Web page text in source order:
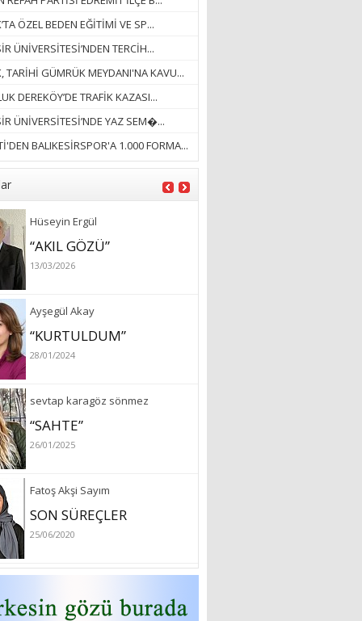
ÖZEL BEDEN EĞİTİMİ VE SP...
ÜNİVERSİTESİ’NDEN TERCİH...
TARİHİ GÜMRÜK MEYDANI'NA KAVU...
DEREKÖY’DE TRAFİK KAZASI...
ÜNİVERSİTESİ’NDE YAZ SEM�...
BALIKESİRSPOR'A 1.000 FORMA...
İlknur Solmaz Çoban
“DOĞANIN GÜLEÇ
ÖZLERKEN…”
23/11/2025
“Ne çok şey oldu
unutulmaması gereken”
Hüseyin Ergül
“AKIL GÖZÜ”
13/03/2026
Ayşegül Akay
“KURTULDUM”
28/01/2024
sevtap karagöz sönmez
“SAHTE”
26/01/2025
Fatoş Akşi Sayım
SON SÜREÇLER
25/06/2020
özlem arslan
Hydrafacial cilt bakımı